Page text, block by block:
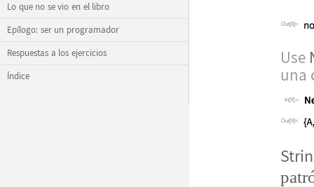
Lo que no se vio en el libro
Epílogo: ser un programador
Respuestas a los ejercicios
Índice
Out[8]=
Use
una
In[9]:=
Out[9]=
patr